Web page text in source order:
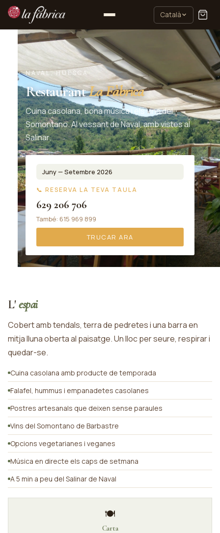
Català
NAVAL, HUESCA
RestaurantLa Fàbrica
Cuina casolana, bona música i els vins del
Somontano. Al vessant de Naval, amb vistes al
Salinar.
Juny — Setembre 2026
📞 RESERVA LA TEVA TAULA
629 206 706
També: 615 969 899
TRUCAR ARA
L'espai
Cobert amb tendals, terra de pedretes i una barra en
mitja lluna oberta al paisatge. Un lloc per seure, respirar i
quedar-se.
Cuina casolana amb producte de temporada
Falafel, hummus i empanadetes casolanes
Postres artesanals que deixen sense paraules
Vins del Somontano de Barbastre
Opcions vegetarianes i veganes
Música en directe els caps de setmana
A 5 min a peu del Salinar de Naval
🍽️
Carta